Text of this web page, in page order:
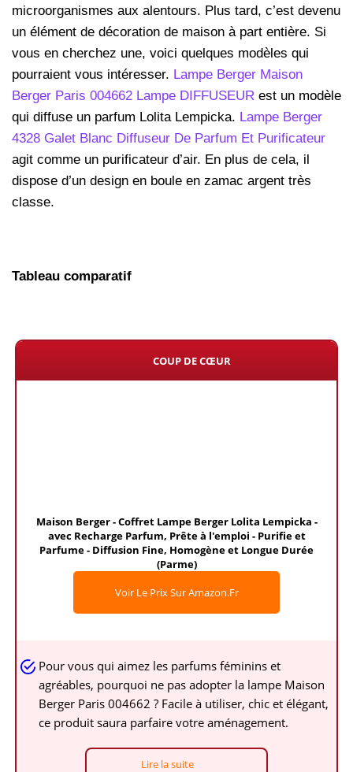
microorganismes aux alentours. Plus tard, c’est devenu
un élément de décoration de maison à part entière. Si
vous en cherchez une, voici quelques modèles qui
pourraient vous intéresser. Lampe Berger Maison
Berger Paris 004662 Lampe DIFFUSEUR est un modèle
qui diffuse un parfum Lolita Lempicka. Lampe Berger
4328 Galet Blanc Diffuseur De Parfum Et Purificateur
agit comme un purificateur d’air. En plus de cela, il
dispose d’un design en boule en zamac argent très
classe.
Tableau comparatif
COUP DE CŒUR
Maison Berger - Coffret Lampe Berger Lolita Lempicka -
avec Recharge Parfum, Prête à l'emploi - Purifie et
Parfume - Diffusion Fine, Homogène et Longue Durée
(Parme)
Voir Le Prix Sur Amazon.fr
Pour vous qui aimez les parfums féminins et
agréables, pourquoi ne pas adopter la lampe Maison
Berger Paris 004662 ? Facile à utiliser, chic et élégant,
ce produit saura parfaire votre aménagement.
Lire la suite